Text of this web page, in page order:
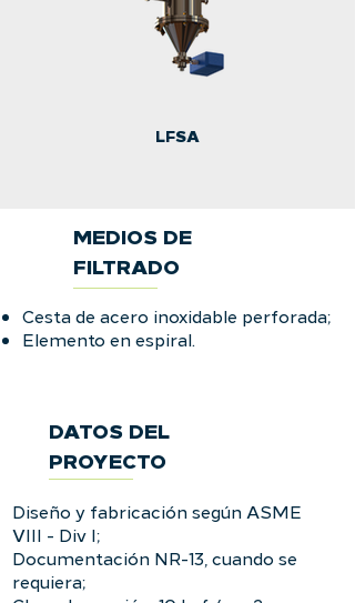
LFSA
MEDIOS DE
FILTRADO
Cesta de acero inoxidable perforada;
Elemento en espiral.
DATOS DEL
PROYECTO
Diseño y fabricación según ASME
VIII - Div I;
Documentación NR-13, cuando se
requiera;